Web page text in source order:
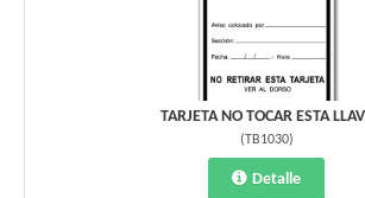
TARJETA NO TOCAR ESTA
(TB1030)
Detalle